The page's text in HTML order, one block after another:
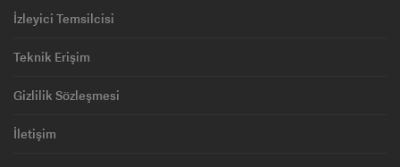
İzleyici Temsilcisi
Teknik Erişim
Gizlilik Sözleşmesi
İletişim